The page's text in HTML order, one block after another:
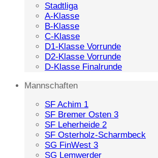
Stadtliga
A-Klasse
B-Klasse
C-Klasse
D1-Klasse Vorrunde
D2-Klasse Vorrunde
D-Klasse Finalrunde
Mannschaften
SF Achim 1
SF Bremer Osten 3
SF Leherheide 2
SF Osterholz-Scharmbeck
SG FinWest 3
SG Lemwerder